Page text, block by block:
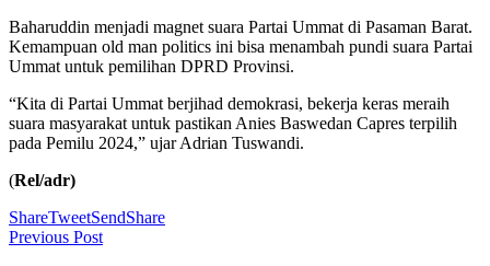
Baharuddin menjadi magnet suara Partai Ummat di Pasaman Barat.
Kemampuan old man politics ini bisa menambah pundi suara Partai
Ummat untuk pemilihan DPRD Provinsi.
“Kita di Partai Ummat berjihad demokrasi, bekerja keras meraih
suara masyarakat untuk pastikan Anies Baswedan Capres terpilih
pada Pemilu 2024,” ujar Adrian Tuswandi.
(Rel/adr)
ShareTweetSendShare
Previous Post